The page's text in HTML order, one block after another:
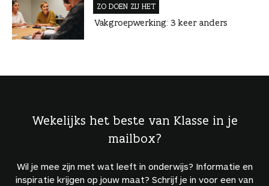
ZO DOEN ZIJ HET
Vakgroepwerking: 3 keer anders
Wekelijks het beste van Klasse in je
mailbox?
Wil je mee zijn met wat leeft in onderwijs? Informatie en
inspiratie krijgen op jouw maat? Schrijf je in voor een van